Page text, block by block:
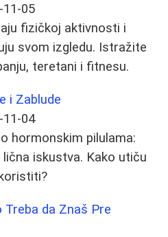
11-05
fizičkoj aktivnosti i
svom izgledu. Istražite
teretani i fitnesu.
i Zablude
11-04
hormonskim pilulama:
iskustva. Kako utiču
Treba da Znaš Pre